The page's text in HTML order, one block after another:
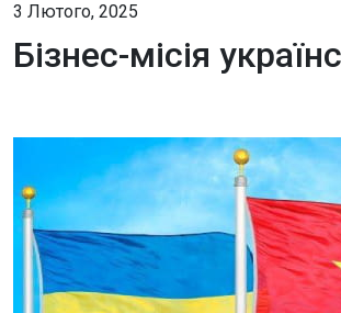
3 Лютого, 2025
Бізнес-місія